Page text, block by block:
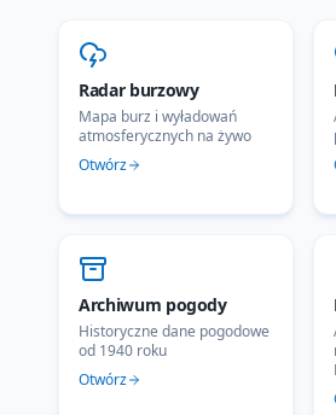
Radar burzowy
Mapa burz i wyładowań
atmosferycznych na żywo
Otwórz
Archiwum pogody
Historyczne dane pogodowe
od 1940 roku
Otwórz